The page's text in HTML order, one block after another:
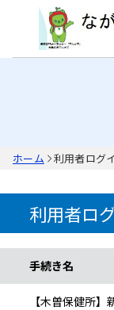
ホーム 利用者ログ
利用者ロ
手続き名
【木曽保健所